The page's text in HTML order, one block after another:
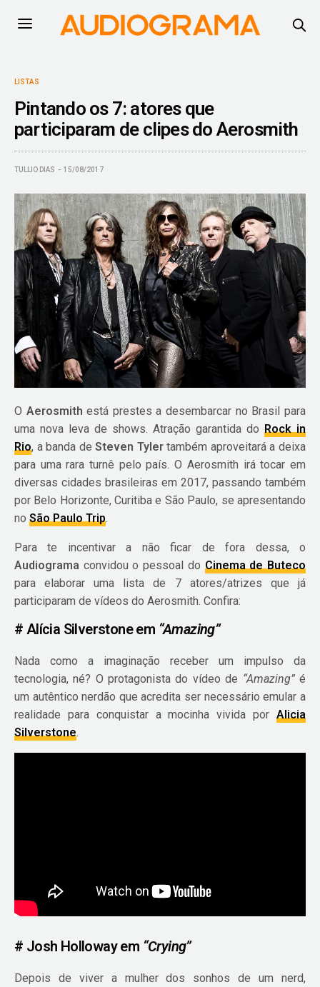
LISTAS
Pintando os 7: atores que
participaram de clipes do Aerosmith
TULLIO DIAS 15/08/2017
O Aerosmith está prestes a desembarcar no Brasil para
uma nova leva de shows. Atração garantida do Rock in
Rio, a banda deSteven Tylertambém aproveitará a deixa
para uma rara turnê pelo país. O Aerosmith irá tocar em
diversas cidades brasileiras em 2017, passando também
por Belo Horizonte, Curitiba e São Paulo, se apresentando
noSão Paulo Trip.
Para te incentivar a não ficar de fora dessa, o
Audiograma convidou o pessoal do Cinema de Buteco
para elaborar uma lista de 7 atores/atrizes que já
participaram de vídeos do Aerosmith. Confira:
# Alícia Silverstone em “Amazing”
Nada como a imaginação receber um impulso da
tecnologia, né? O protagonista do vídeo de “Amazing”é
um autêntico nerdão que acredita ser necessário emular a
realidade para conquistar a mocinha vivida por Alicia
Silverstone.
# Josh Holloway em “Crying”
Depois de viver a mulher dos sonhos de um nerd,